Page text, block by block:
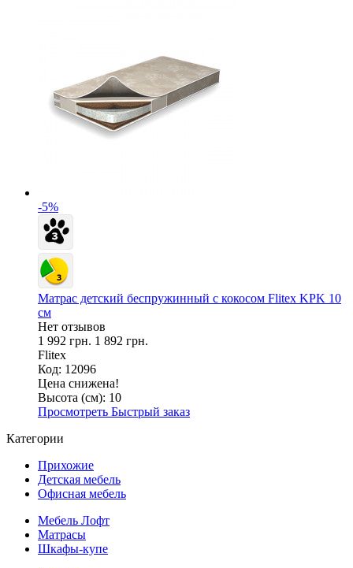
-5%
Матрас детский беспружинный с кокосом Flitex KPK 10
см
Нет отзывов
1 992 грн. 1 892 грн.
Flitex
Код: 12096
Цена снижена!
Высота (см): 10
Просмотреть Быстрый заказ
Категории
Прихожие
Детская мебель
Офисная мебель
Мебель Лофт
Матрасы
Шкафы-купе